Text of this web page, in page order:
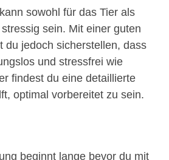
sowohl für das Tier als
sein. Mit einer guten
du jedoch sicherstellen, dass
und stressfrei wie
findest du eine detaillierte
optimal vorbereitet zu sein.
beginnt lange bevor du mit